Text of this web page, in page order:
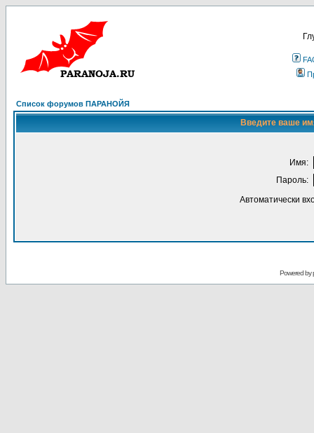
Список форумов ПАРАНОЙЯ
Введите ваше
Имя:
Пароль:
Автоматически
Powered by